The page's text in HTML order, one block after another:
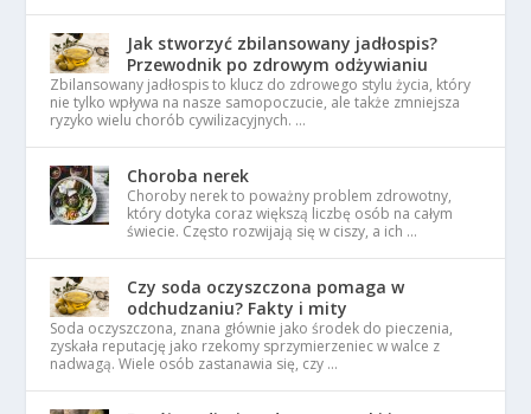
Jak stworzyć zbilansowany jadłospis?
Przewodnik po zdrowym odżywianiu
Zbilansowany jadłospis to klucz do zdrowego stylu życia, który
nie tylko wpływa na nasze samopoczucie, ale także zmniejsza
ryzyko wielu chorób cywilizacyjnych. …
Choroba nerek
Choroby nerek to poważny problem zdrowotny,
który dotyka coraz większą liczbę osób na całym
świecie. Często rozwijają się w ciszy, a ich …
Czy soda oczyszczona pomaga w
odchudzaniu? Fakty i mity
Soda oczyszczona, znana głównie jako środek do pieczenia,
zyskała reputację jako rzekomy sprzymierzeniec w walce z
nadwagą. Wiele osób zastanawia się, czy …